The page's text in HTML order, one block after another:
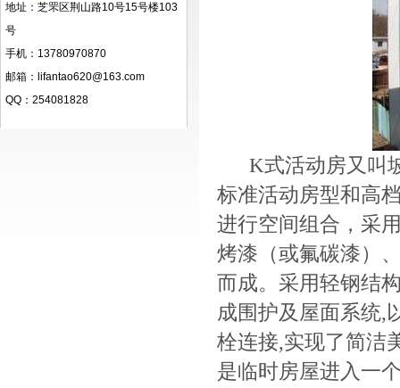
地址：芝罘区荆山路10号15号楼103
号
手机：13780970870
邮箱：lifantao620@163.com
QQ：254081828
K式活动房又叫坡
标准活动房型和高
进行空间组合，采
烤漆（或氟碳漆）
而成。采用轻钢结
成围护及屋面系统,
栓连接,实现了简洁
是临时房屋进入一